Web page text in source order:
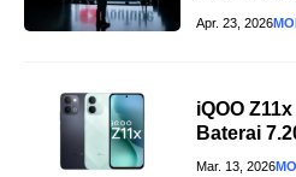
Apr. 23, 2026
iQOO
Baterai
Mar. 13, 2026